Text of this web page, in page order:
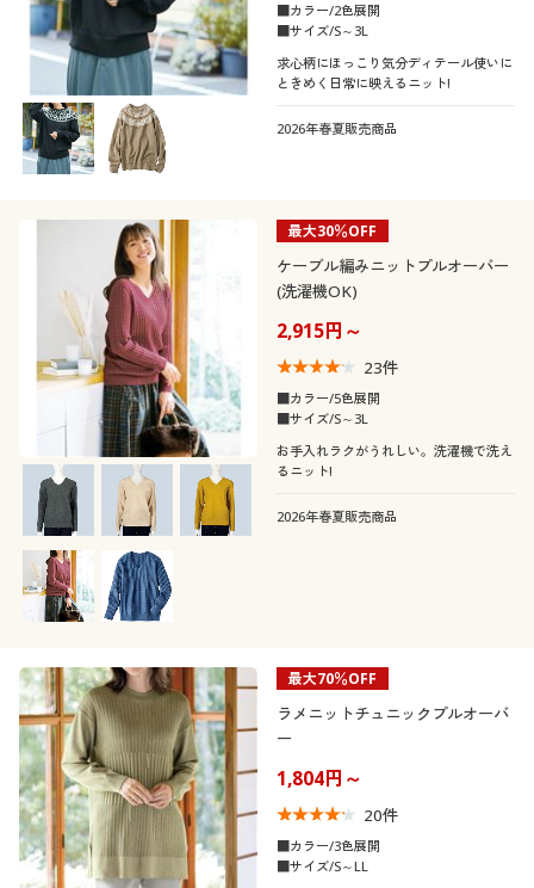
■カラー/2色展開
■サイズ/S～3L
求心柄にほっこり気分ディテール使いに
ときめく日常に映えるニット!
2026年春夏販売商品
最大30％OFF
ケーブル編みニットプルオーバー
(洗濯機OK)
2,915円～
23件
■カラー/5色展開
■サイズ/S～3L
お手入れラクがうれしい。洗濯機で洗え
るニット!
2026年春夏販売商品
最大70％OFF
ラメニットチュニックプルオーバ
ー
1,804円～
20件
■カラー/3色展開
■サイズ/S～LL